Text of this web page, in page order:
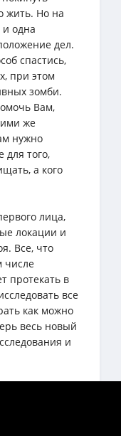
жить. Но на
и одна
дел.
спастись,
при этом
зомби.
Вам,
же
нужно
для того,
а кого
лица,
локации и
Все, что
числе
протекать в
все
как можно
весь новый
и